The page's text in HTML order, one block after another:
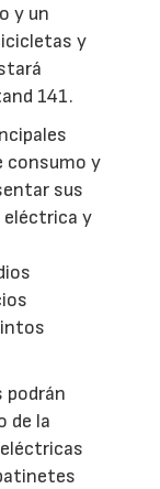
y un
y
141.
consumo y
sus
eléctrica y
podrán
de la